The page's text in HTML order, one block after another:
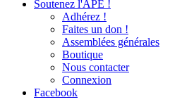
Soutenez l'APE !
Adhérez !
Faites un don !
Assemblées générales
Boutique
Nous contacter
Connexion
Facebook